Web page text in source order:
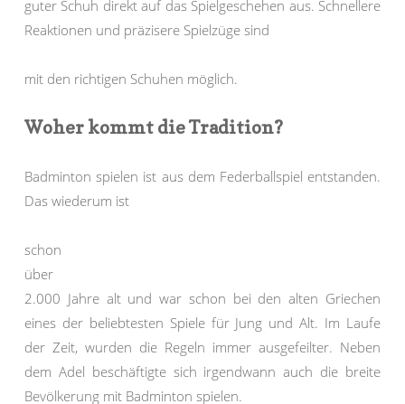
guter Schuh direkt auf das Spielgeschehen aus. Schnellere
Reaktionen und präzisere Spielzüge sind
mit den richtigen Schuhen möglich.
Woher kommt die Tradition?
Badminton spielen ist aus dem Federballspiel entstanden.
Das wiederum ist
schon
über
2.000 Jahre alt und war schon bei den alten Griechen
eines der beliebtesten Spiele für Jung und Alt. Im Laufe
der Zeit, wurden die Regeln immer ausgefeilter. Neben
dem Adel beschäftigte sich irgendwann auch die breite
Bevölkerung mit Badminton spielen.